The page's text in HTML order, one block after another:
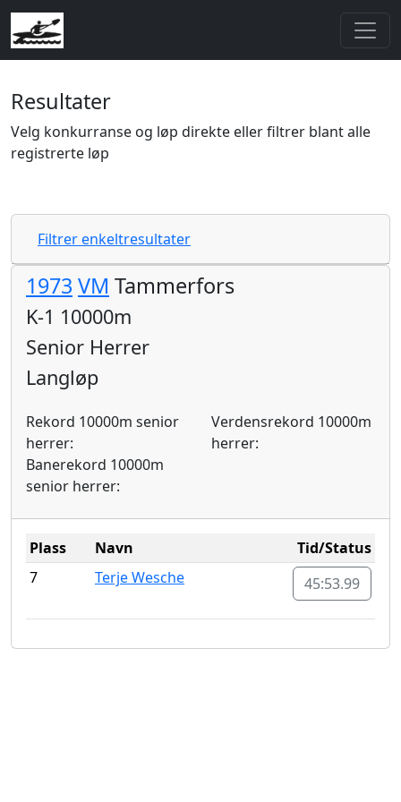
Resultater
Velg konkurranse og løp direkte eller filtrer blant alle
registrerte løp
Filtrer enkeltresultater
1973 VM Tammerfors
K-1 10000m
Senior Herrer
Langløp
Rekord 10000m senior
herrer:
Banerekord 10000m
senior herrer:
Verdensrekord 10000m
herrer:
Plass Navn
Tid/Status
7
Terje Wesche 45:53.99